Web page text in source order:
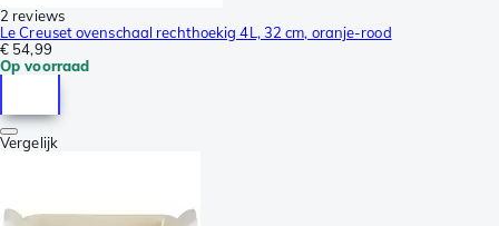
2 reviews
Le Creuset ovenschaal rechthoekig 4L, 32 cm, oranje-rood
€ 54,99
Op voorraad
Vergelijk